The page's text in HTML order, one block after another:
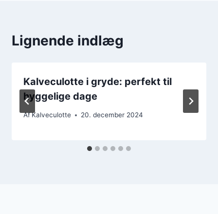
Lignende indlæg
Kalveculotte i gryde: perfekt til
hyggelige dage
AfKalveculotte 20. december 2024